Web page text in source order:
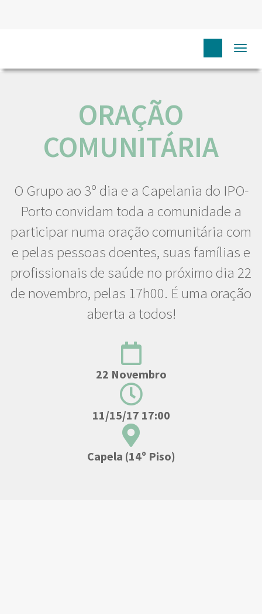
ORAÇÃO
COMUNITÁRIA
O Grupo ao 3º dia e a Capelania do IPO-
Porto convidam toda a comunidade a
participar numa oração comunitária com
e pelas pessoas doentes, suas famílias e
profissionais de saúde no próximo dia 22
de novembro, pelas 17h00. É uma oração
aberta a todos!
22 Novembro
11/15/17 17:00
Capela (14º Piso)